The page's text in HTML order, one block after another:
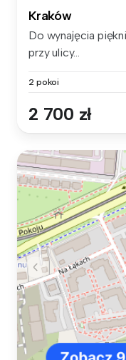
Kraków
Do wynajęcia
przy ulicy...
2 pokoi
2 700 zł